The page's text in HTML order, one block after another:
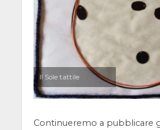
Il Sole tattile
Continueremo a pubblicare